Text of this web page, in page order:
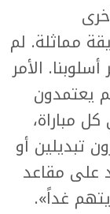
مماثلة. لم
الأمر
يعتمدون
مباراة،
تبديلين أو
على مقاعد
غداً».